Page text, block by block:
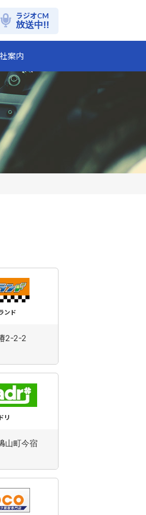
ラジオCM
放送中!!
案内
ンド
2-2-2
リ
山町今宿